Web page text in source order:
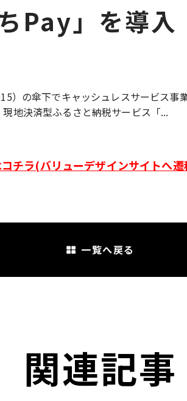
Pay」を導入
）の傘下でキャッシュレスサービス事
地決済型ふるさと納税サービス「...
チラ(バリューデザインサイトへ
一覧へ戻る
関連記事